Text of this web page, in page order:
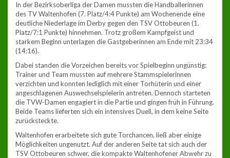
In der Bezirksoberliga der Damen mussten die Handballerinnen
des TV Waltenhofen (7. Platz/4:4 Punkte) am Wochenende eine
deutliche Niederlage im Derby gegen den TSV Ottobeuren (1.
Platz/7:1 Punkte) hinnehmen. Trotz großem Kampfgeist und
starkem Beginn unterlagen die Gastgeberinnen am Ende mit 23:34
(14:16).
Dabei standen die Vorzeichen bereits vor Spielbeginn ungünstig:
Trainer und Team mussten auf mehrere Stammspielerinnen
verzichten und konnten lediglich mit einer Torhüterin und einer
angeschlagenen Auswechselspielerin antreten. Dennoch starteten
die TVW-Damen engagiert in die Partie und gingen früh in Führung.
Beide Teams lieferten sich ein intensives Duell, in dem keine Seite
zurücksteckte.
Waltenhofen erarbeitete sich gute Torchancen, ließ aber einige
Möglichkeiten ungenutzt. Auf der anderen Seite tat sich auch der
TSV Ottobeuren schwer, die kompakte Waltenhofener Abwehr zu